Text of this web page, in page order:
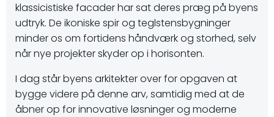
klassicistiske facader har sat deres præg på byens
udtryk. De ikoniske spir og teglstensbygninger
minder os om fortidens håndværk og storhed, selv
når nye projekter skyder op i horisonten.
I dag står byens arkitekter over for opgaven at
bygge videre på denne arv, samtidig med at de
åbner op for innovative løsninger og moderne